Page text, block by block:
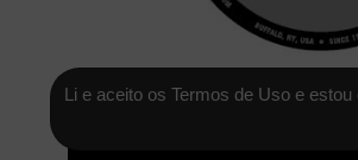
Li e aceito os Termos de Uso e